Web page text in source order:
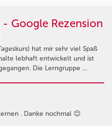
Google Rezension
hat mir sehr viel Spaß
lebhaft entwickelt und ist
Die Lerngruppe …
. Danke nochmal 😊